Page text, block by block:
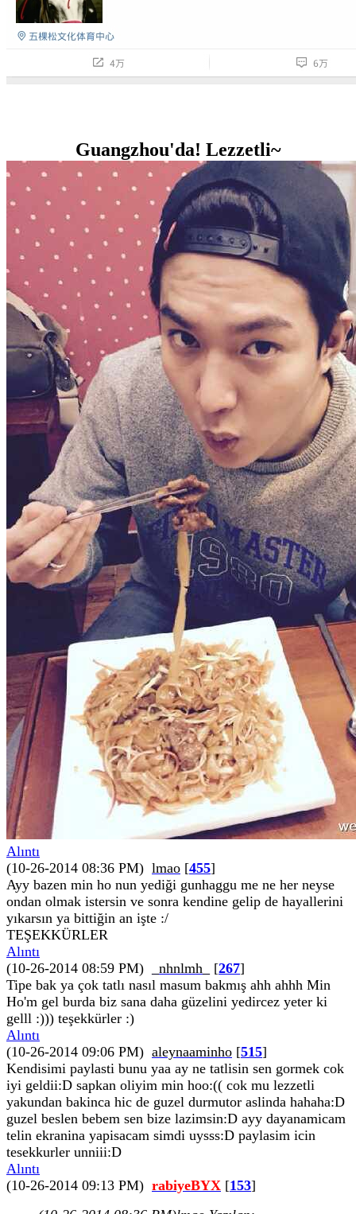
Guangzhou'da! Lezzetli~
Alıntı
(10-26-2014 08:36 PM) lmao [455]
Ayy bazen min ho nun yediği gunhaggu me ne her neyse
ondan olmak istersin ve sonra kendine gelip de hayallerini
yıkarsın ya bittiğin an işte :/
TEŞEKKÜRLER
Alıntı
(10-26-2014 08:59 PM)
_nhnlmh_ [267]
Tipe bak ya çok tatlı nasıl masum bakmış ahh ahhh Min
Ho'm gel burda biz sana daha güzelini yedircez yeter ki
gelll :))) teşekkürler :)
Alıntı
(10-26-2014 09:06 PM) aleynaaminho [515]
Kendisimi paylasti bunu yaa ay ne tatlisin sen gormek cok
iyi geldii:D sapkan oliyim min hoo:(( cok mu lezzetli
yakundan bakinca hic de guzel durmutor aslinda hahaha:D
guzel beslen bebem sen bize lazimsin:D ayy dayanamicam
telin ekranina yapisacam simdi uysss:D paylasim icin
tesekkurler unniii:D
Alıntı
(10-26-2014 09:13 PM) rabiyeBYX [153]